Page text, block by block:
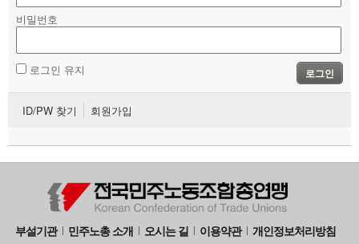
비밀번호
로그인 유지 로그인
ID/PW 찾기 회원가입
부설기관 민주노총 소개 오시는 길 이용약관 개인정보처리방침
- 찾아보기
- 전국 노동상담소 안내
자료
부설기관